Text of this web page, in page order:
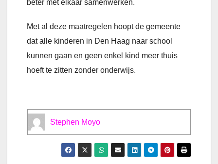
beter met elkaar samenwerken.
Met al deze maatregelen hoopt de gemeente
dat alle kinderen in Den Haag naar school
kunnen gaan en geen enkel kind meer thuis
hoeft te zitten zonder onderwijs.
Stephen Moyo